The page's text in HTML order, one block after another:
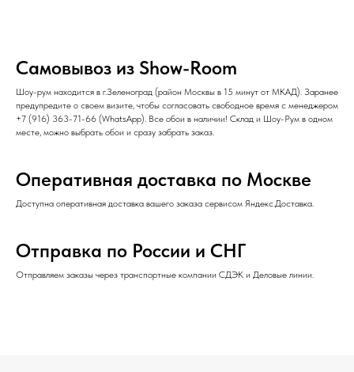
Самовывоз из Show-Room
Шоу-рум находится в г.Зеленоград (район Москвы в 15 минут от МКАД). Заранее
предупредите о своем визите, чтобы согласовать свободное время с менеджером
+7 (916) 363-71-66 (WhatsApp). Все обои в наличии! Склад и Шоу-Рум в одном
месте, можно выбрать обои и сразу забрать заказ.
Оперативная доставка по Москве
Доступна оперативная доставка вашего заказа сервисом Яндекс.Доставка.
Отправка по России и СНГ
Отправляем заказы через транспортные компании СДЭК и Деловые линии.